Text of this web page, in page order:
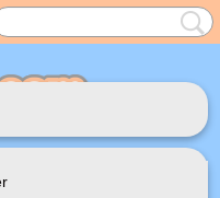
UW WINKELWAGEN